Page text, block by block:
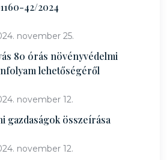
42/2024
november 25.
80 órás növényvédelmi
lehetőségéről
november 12.
gazdaságok összeírása
november 12.